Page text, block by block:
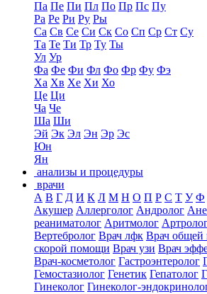
Па Пе Пи Пл По Пр Пс Пу
Ра Ре Ри Ру Ры
Са Св Се Си Ск Со Сп Ср Ст Су
Та Те Ти Тр Ту Ты
Ул Ур
Фа Фе Фи Фл Фо Фр Фу Фэ
Ха Хв Хе Хи Хо
Це Ци
Ча Че
Ша Ши
Эй Эк Эл Эн Эр Эс
Юн
Ян
анализы и процедуры
врачи
А В Г Д И К Л М Н О П Р С Т У Ф
Акушер Аллерголог Андролог
реаниматолог Аритмолог
Вертебролог Врач лфк Врач общей
скорой помощи Врач узи Врач
Врач-косметолог Гастроэнтеролог
Гемостазиолог Генетик Гепатолог
Гинеколог Гинеколог-